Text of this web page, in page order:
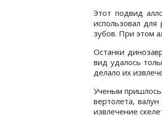
Этот подвид
использовал
зубов. При этом
Останки
вид удалось
делало их
Ученым
вертолета,
извлечение